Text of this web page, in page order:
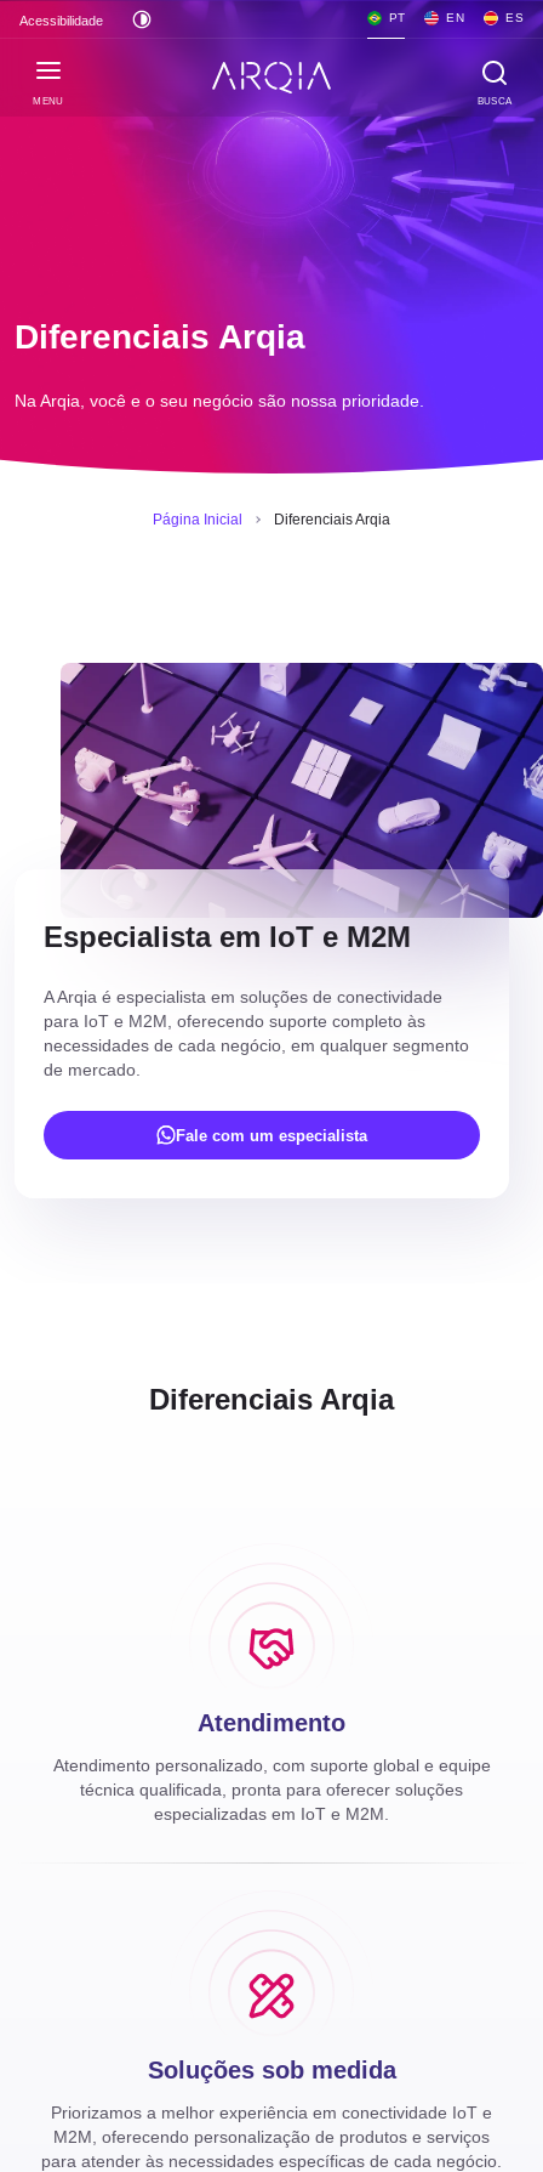
Acessibilidade PT EN ES
MENU BUSCA
Diferenciais Arqia
Na Arqia, você e o seu negócio são nossa prioridade.
Página Inicial Diferenciais Arqia
Especialista em IoT e M2M
A Arqia é especialista em soluções de conectividade
para IoT e M2M, oferecendo suporte completo às
necessidades de cada negócio, em qualquer segmento
de mercado.
Fale com um especialista
Diferenciais Arqia
Atendimento
Atendimento personalizado, com suporte global e equipe
técnica qualificada, pronta para oferecer soluções
especializadas em IoT e M2M.
Soluções sob medida
Priorizamos a melhor experiência em conectividade IoT e
M2M, oferecendo personalização de produtos e serviços
para atender às necessidades específicas de cada negócio.